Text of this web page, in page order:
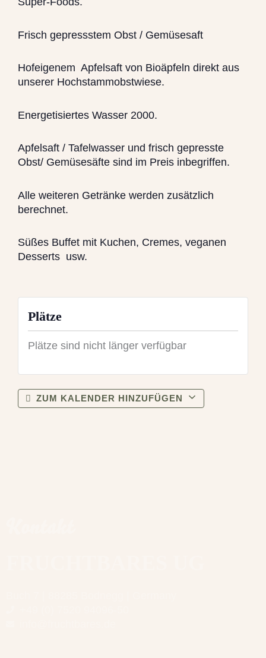
Frisch gepressstem Obst / Gemüsesaft
Hofeigenem Apfelsaft von Bioäpfeln direkt aus
unserer Hochstammobstwiese.
Energetisiertes Wasser 2000.
Apfelsaft / Tafelwasser und frisch gepresste
Obst/ Gemüsesäfte sind im Preis inbegriffen.
Alle weiteren Getränke werden zusätzlich
berechnet.
Süßes Buffet mit Kuchen, Cremes, veganen
Desserts usw.
Plätze
Plätze sind nicht länger verfügbar
ZUM KALENDER HINZUFÜGEN